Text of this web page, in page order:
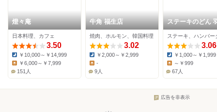
燈々庵
日本料理、カフェ
3.50
Dinner:
￥10,000～￥14,999
￥6,000～￥7,999
151人
牛角 福生店
焼肉、ホルモン、韓国料理
3.02
Dinner:
￥2,000～￥2,999
Lunch:
-
9人
ステーキのどん
店
3.06
Dinner:
￥1,000～￥1,999
Lunch:
～￥999
67人
広告を非表示